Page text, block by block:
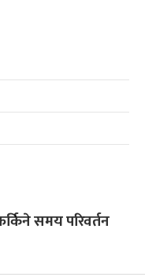
समय परिवर्तन